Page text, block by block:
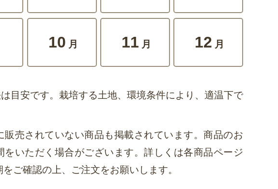
10 月 11 月 12 月
目安です。栽培する土地、環境条件により、適温下で
売されていない商品も掲載されています。商品のお
をいただく場合がございます。詳しくは各商品ページ
ご確認の上、ご注文をお願いします。